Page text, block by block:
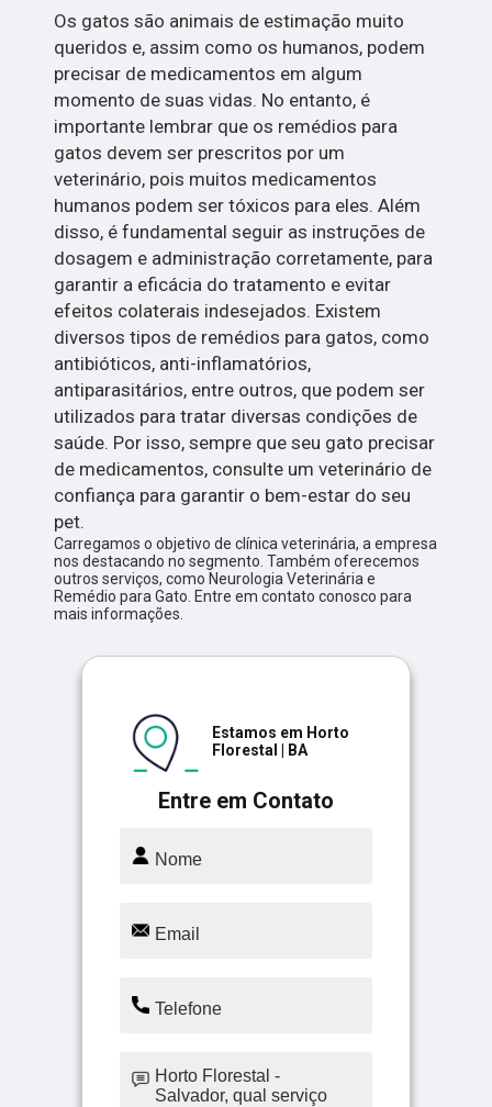
Os gatos são animais de estimação muito
queridos e, assim como os humanos, podem
precisar de medicamentos em algum
momento de suas vidas. No entanto, é
importante lembrar que os remédios para
gatos devem ser prescritos por um
veterinário, pois muitos medicamentos
humanos podem ser tóxicos para eles. Além
disso, é fundamental seguir as instruções de
dosagem e administração corretamente, para
garantir a eficácia do tratamento e evitar
efeitos colaterais indesejados. Existem
diversos tipos de remédios para gatos, como
antibióticos, anti-inflamatórios,
antiparasitários, entre outros, que podem ser
utilizados para tratar diversas condições de
saúde. Por isso, sempre que seu gato precisar
de medicamentos, consulte um veterinário de
confiança para garantir o bem-estar do seu
pet.
Carregamos o objetivo de clínica veterinária, a empresa
nos destacando no segmento. Também oferecemos
outros serviços, como Neurologia Veterinária e
Remédio para Gato. Entre em contato conosco para
mais informações.
Entre em Contato
Estamos em Horto
Florestal | BA